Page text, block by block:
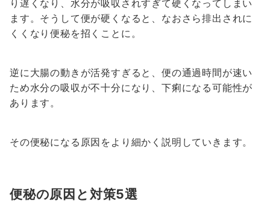
り遅くなり、水分が吸収されすぎて硬くなってしまい
ます。そうして便が硬くなると、なおさら排出されに
くくなり便秘を招くことに。
逆に大腸の動きが活発すぎると、便の通過時間が速い
ため水分の吸収が不十分になり、下痢になる可能性が
あります。
その便秘になる原因をより細かく説明していきます。
便秘の原因と対策5選